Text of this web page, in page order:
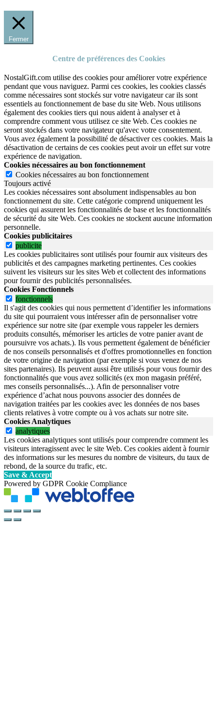
Fermer
Centre de préférences des Cookies
NostalGift.com utilise des cookies pour améliorer votre expérience
pendant que vous naviguez. Parmi ces cookies, les cookies classés
comme nécessaires sont stockés sur votre navigateur car ils sont
essentiels au fonctionnement de base du site Web. Nous utilisons
également des cookies tiers qui nous aident à analyser et à
comprendre comment vous utilisez ce site Web. Ces cookies ne
seront stockés dans votre navigateur qu'avec votre consentement.
Vous avez également la possibilité de désactiver ces cookies. Mais la
désactivation de certains de ces cookies peut avoir un effet sur votre
expérience de navigation.
Cookies nécessaires au bon fonctionnement
Cookies nécessaires au bon fonctionnement
Toujours activé
Les cookies nécessaires sont absolument indispensables au bon
fonctionnement du site. Cette catégorie comprend uniquement les
cookies qui assurent les fonctionnalités de base et les fonctionnalités
de sécurité du site Web. Ces cookies ne stockent aucune information
personnelle.
Cookies publicitaires
publicite
Les cookies publicitaires sont utilisés pour fournir aux visiteurs des
publicités et des campagnes marketing pertinentes. Ces cookies
suivent les visiteurs sur les sites Web et collectent des informations
pour fournir des publicités personnalisées.
Cookies Fonctionnels
fonctionnels
Il s'agit des cookies qui nous permettent d’identifier les informations
du site qui pourraient vous intéresser afin de personnaliser votre
expérience sur notre site (par exemple vous rappeler les derniers
produits consultés, mémoriser les articles de votre panier avant de
poursuivre vos achats.). Ils vous permettent également de bénéficier
de nos conseils personnalisés et d'offres promotionnelles en fonction
de votre origine de navigation (par exemple si vous venez de nos
sites partenaires). Ils peuvent aussi être utilisés pour vous fournir des
fonctionnalités que vous avez sollicités (ex mon magasin préféré,
mes conseils personnalisés...). Afin de personnaliser votre
expérience d’achat nous pouvons associer des données de
navigation traitées par les cookies avec les données de nos bases
clients relatives à votre compte ou à vos achats sur notre site.
Cookies Analytiques
analytiques
Les cookies analytiques sont utilisés pour comprendre comment les
visiteurs interagissent avec le site Web. Ces cookies aident à fournir
des informations sur les mesures du nombre de visiteurs, du taux de
rebond, de la source du trafic, etc.
Save & Accept
Powered by GDPR Cookie Compliance